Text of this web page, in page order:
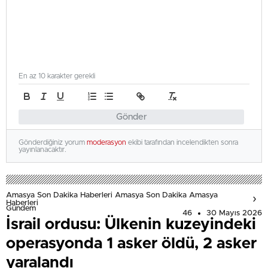
Gönder
En az 10 karakter gerekli
Gönderdiğiniz yorum moderasyon ekibi tarafından incelendikten sonra
yayınlanacaktır.
Amasya Son Dakika Haberleri Amasya Son Dakika Amasya
Haberleri
Gündem
46 30 Mayıs 2026
İsrail ordusu: Ülkenin kuzeyindeki
operasyonda 1 asker öldü, 2 asker
yaralandı